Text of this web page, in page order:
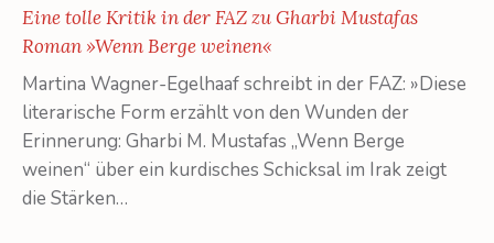
Eine tolle Kritik in der FAZ zu Gharbi Mustafas
Roman »Wenn Berge weinen«
Martina Wagner-Egelhaaf schreibt in der FAZ: »Diese
literarische Form erzählt von den Wunden der
Erinnerung: Gharbi M. Mustafas „Wenn Berge
weinen“ über ein kurdisches Schicksal im Irak zeigt
die Stärken…